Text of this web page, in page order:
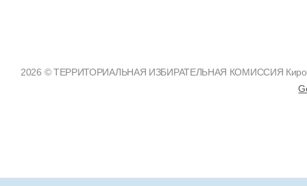
2026 © ТЕРРИТОРИАЛЬНАЯ ИЗБИРАТЕЛЬНАЯ КОМИССИЯ